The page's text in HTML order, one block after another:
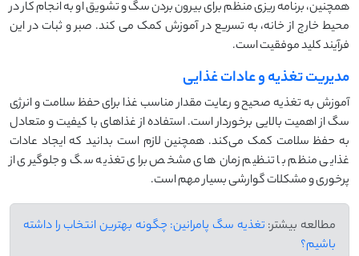
همچنین، برنامه ‌ریزی منظم برای بیرون بردن سگ و تشویق او به انجام کار در
محیط خارج از خانه، به تسریع در آموزش کمک می ‌کند. صبر و ثبات در این
فرآیند کلید موفقیت است.
مدیریت تغذیه و عادات غذایی
آموزش به تغذیه صحیح و رعایت مقدار مناسب غذا برای حفظ سلامت و انرژی
سگ از اهمیت بالایی برخوردار است. استفاده از غذاهای با کیفیت و متعادل
به حفظ سلامت کمک می‌کند. همچنین لازم است بدانید که ایجاد عادات
غذایی منظم با تنظیم زمان‌ های مشخص برای تغذیه سگ و جلوگیری از
پرخوری و مشکلات گوارشی بسیار مهم است.
مطالعه بیشتر: تغذیه سگ پامرانین: چگونه بهترین انتخاب را داشته
باشیم؟